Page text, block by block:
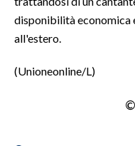
disponibilità economica
all'estero.
(Unioneonline/L)